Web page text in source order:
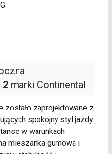
2marki Continental
zostało zaprojektowane z
spokojny styl jazdy
w warunkach
mieszanka gumowa i